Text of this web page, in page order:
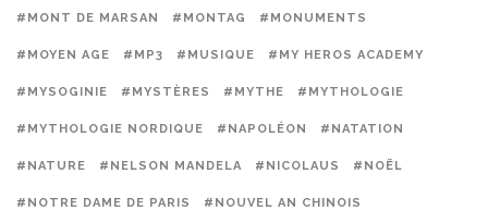
#MONT DE MARSAN #MONTAG #MONUMENTS
#MOYEN AGE #MP3 #MUSIQUE #MY HEROS ACADEMY
#MYSOGINIE #MYSTÈRES #MYTHE #MYTHOLOGIE
#MYTHOLOGIE NORDIQUE #NAPOLÉON #NATATION
#NATURE #NELSON MANDELA #NICOLAUS #NOËL
#NOTRE DAME DE PARIS #NOUVEL AN CHINOIS